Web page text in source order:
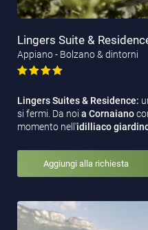
Lingers Suite &
Appiano - Bolzano & dintorni
Lingers Suites & Residence:
si fermi. Da noi a Cornaiano
momento nell'idilliaco
Aggiungi alla richiesta